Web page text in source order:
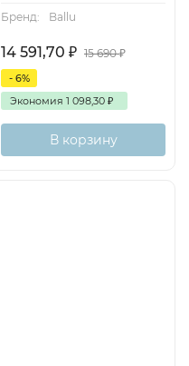
Бренд:
Ballu
14 591,70 ₽ 15 690₽
- 6%
Экономия 1 098,30 ₽
В корзину